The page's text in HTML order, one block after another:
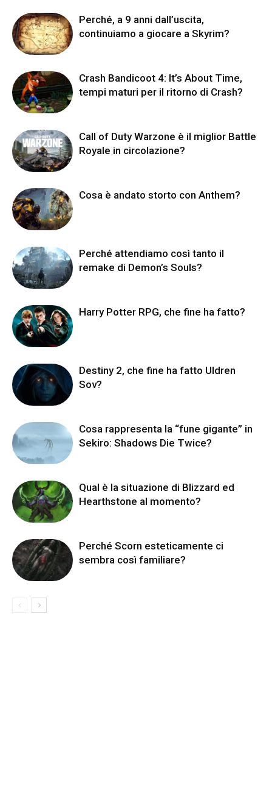
Perché, a 9 anni dall’uscita,
continuiamo a giocare a Skyrim?
Crash Bandicoot 4: It’s About Time,
tempi maturi per il ritorno di Crash?
Call of Duty Warzone è il miglior Battle
Royale in circolazione?
Cosa è andato storto con Anthem?
Perché attendiamo così tanto il
remake di Demon’s Souls?
Harry Potter RPG, che fine ha fatto?
Destiny 2, che fine ha fatto Uldren
Sov?
Cosa rappresenta la “fune gigante” in
Sekiro: Shadows Die Twice?
Qual è la situazione di Blizzard ed
Hearthstone al momento?
Perché Scorn esteticamente ci
sembra così familiare?